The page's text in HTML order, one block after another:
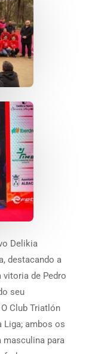
Delikia
destacando a
vitoria de Pedro
seu
Club Triatlón
Liga; ambos os
masculina para